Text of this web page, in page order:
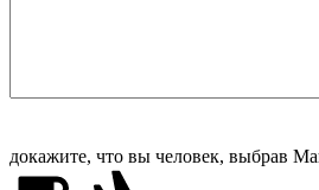
докажите, что вы человек, выбрав